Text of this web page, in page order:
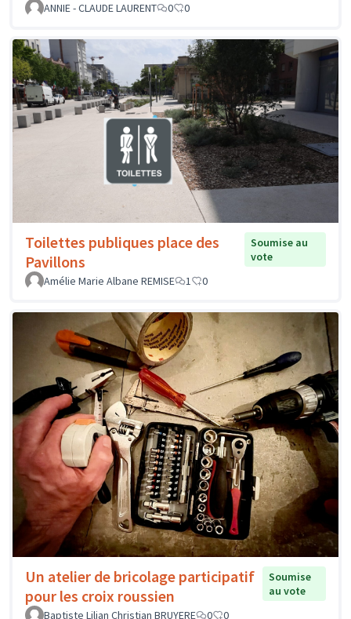
ANNIE - CLAUDE LAURENT 0 0
Toilettes publiques place des
Pavillons
Soumise au
vote
Amélie Marie Albane REMISE
1 0
Un atelier de bricolage participatif
pour les croix roussien
Soumise
au vote
Baptiste Lilian Christian BRUYERE
0 0